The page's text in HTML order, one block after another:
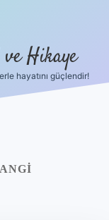
Hikaye
hayatını güçlendir!